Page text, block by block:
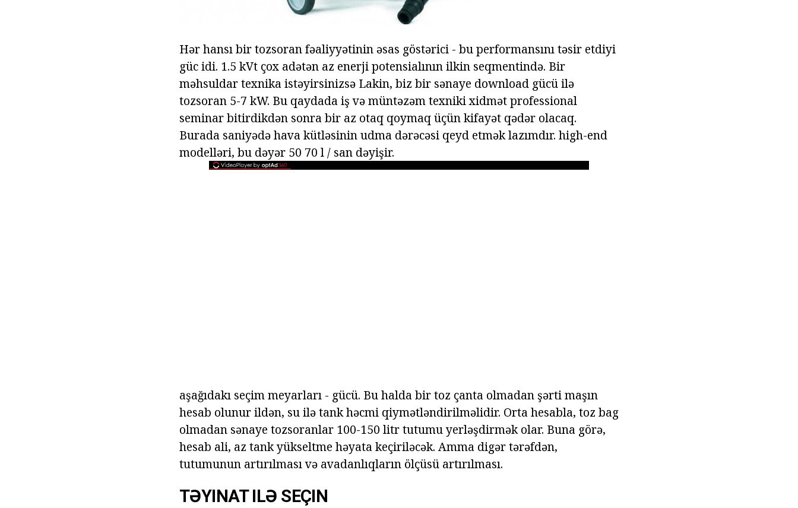
Hər hansı bir tozsoran fəaliyyətinin əsas göstərici - bu performansını təsir etdiyi
güc idi. 1.5 kVt çox adətən az enerji potensialının ilkin seqmentində. Bir
məhsuldar texnika istəyirsinizsə Lakin, biz bir sənaye download gücü ilə
tozsoran 5-7 kW. Bu qaydada iş və müntəzəm texniki xidmət professional
seminar bitirdikdən sonra bir az otaq qoymaq üçün kifayət qədər olacaq.
Burada saniyədə hava kütləsinin udma dərəcəsi qeyd etmək lazımdır. high-end
modelləri, bu dəyər 50 70 l / san dəyişir.
aşağıdakı seçim meyarları - gücü. Bu halda bir toz çanta olmadan şərti maşın
hesab olunur ildən, su ilə tank həcmi qiymətləndirilməlidir. Orta hesabla, toz bag
olmadan sənaye tozsoranlar 100-150 litr tutumu yerləşdirmək olar. Buna görə,
hesab ali, az tank yükseltme həyata keçiriləcək. Amma digər tərəfdən,
tutumunun artırılması və avadanlıqların ölçüsü artırılması.
TƏYINAT ILƏ SEÇIN